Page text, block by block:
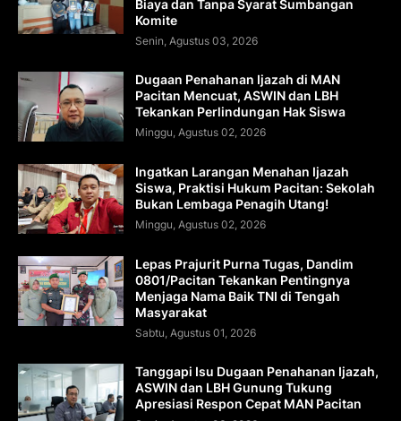
Biaya dan Tanpa Syarat Sumbangan
Komite
Senin, Agustus 03, 2026
Dugaan Penahanan Ijazah di MAN
Pacitan Mencuat, ASWIN dan LBH
Tekankan Perlindungan Hak Siswa
Minggu, Agustus 02, 2026
Ingatkan Larangan Menahan Ijazah
Siswa, Praktisi Hukum Pacitan: Sekolah
Bukan Lembaga Penagih Utang!
Minggu, Agustus 02, 2026
Lepas Prajurit Purna Tugas, Dandim
0801/Pacitan Tekankan Pentingnya
Menjaga Nama Baik TNI di Tengah
Masyarakat
Sabtu, Agustus 01, 2026
Tanggapi Isu Dugaan Penahanan Ijazah,
ASWIN dan LBH Gunung Tukung
Apresiasi Respon Cepat MAN Pacitan